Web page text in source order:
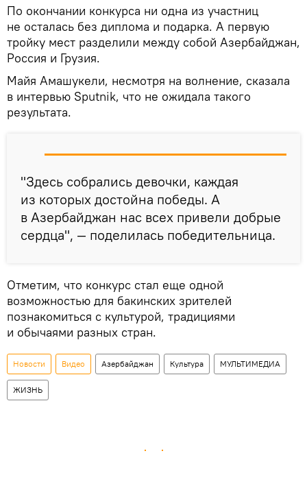
По окончании конкурса ни одна из участниц
не осталась без диплома и подарка. А первую
тройку мест разделили между собой Азербайджан,
Россия и Грузия.
Майя Амашукели, несмотря на волнение, сказала
в интервью Sputnik, что не ожидала такого
результата.
"Здесь собрались девочки, каждая
из которых достойна победы. А
в Азербайджан нас всех привели добрые
сердца", — поделилась победительница.
Отметим, что конкурс стал еще одной
возможностью для бакинских зрителей
познакомиться с культурой, традициями
и обычаями разных стран.
Новости Видео Азербайджан Культура МУЛЬТИМЕДИА
ЖИЗНЬ